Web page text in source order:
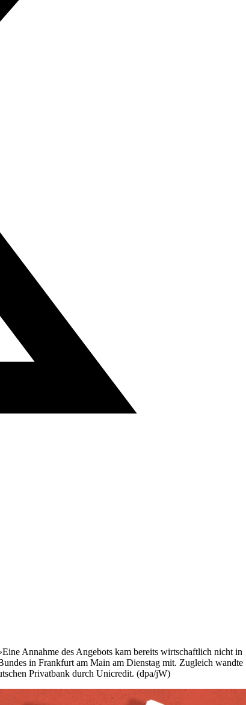
Annahme des Angebots kam bereits wirtschaftlich nicht in
in Frankfurt am Main am Dienstag mit. Zugleich wandte
Privatbank durch Unicredit. (dpa/jW)